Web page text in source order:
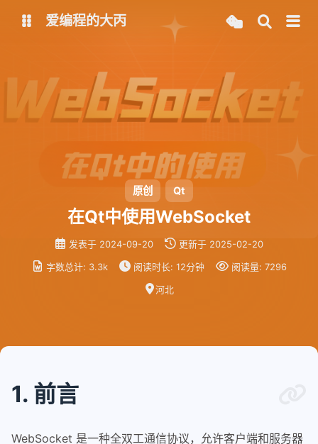
大丙课堂 微信公众号
微信
码云
了凡四训 俞静公遇灶神记
心经
爱编程的大丙
原创 Qt
在Qt中使用WebSocket
发表于 2024-09-20 更新于 2025-02-20
字数总计: 3.3k 阅读时长: 12分钟 阅读量: 7296
河北
1. 前言
WebSocket 是一种全双工通信协议，允许客户端和服务器